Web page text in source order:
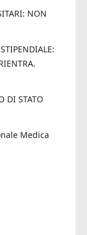
NON
DI STATO
Medica